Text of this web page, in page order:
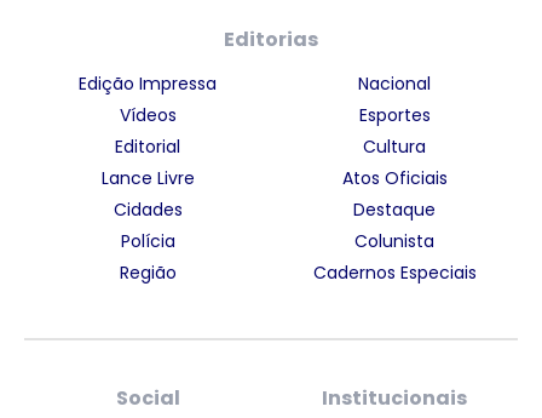
Editorias
Edição Impressa
Vídeos
Editorial
Lance Livre
Cidades
Polícia
Região
Nacional
Esportes
Cultura
Atos Oficiais
Destaque
Colunista
Cadernos Especiais
Social Institucionais